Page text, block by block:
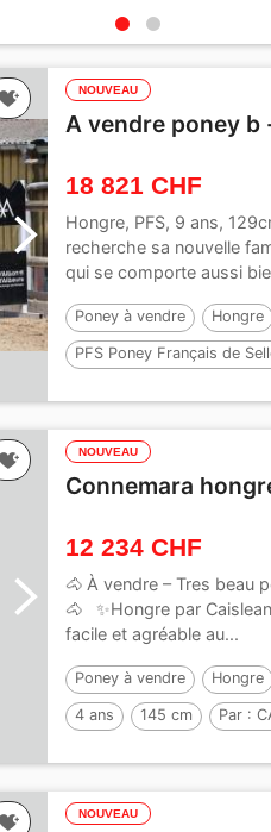
NOUVEAU
A vendre poney b
18 821 CHF
Hongre, PFS, 9 ans,
recherche sa nouvelle
qui se comporte aussi
Poney à vendre Hongre
PFS Poney Français de
NOUVEAU
Connemara
12 234 CHF
🐴 À vendre – Tres beau
🐴 ✨️Hongre par
facile et agréable au...
Poney à vendre Hongre
4 ans 145 cm Par :
NOUVEAU